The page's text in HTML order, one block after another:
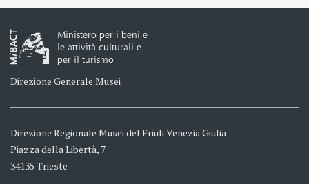
Ministero per i beni e
le attività culturali e
per il turismo
Direzione Generale Musei
Direzione Regionale Musei del Friuli Venezia Giulia
Piazza della Libertà, 7
34135 Trieste